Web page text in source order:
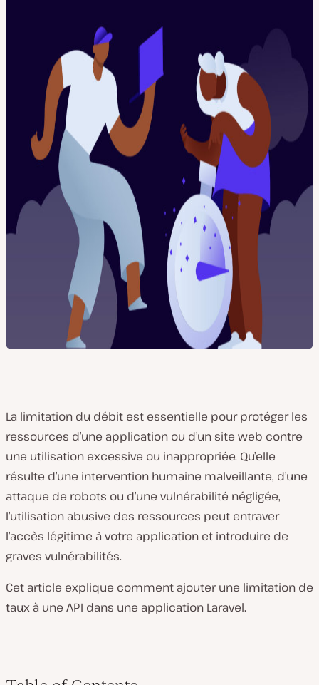
La limitation du débit est essentielle pour protéger les
ressources d’une application ou d’un site web contre
une utilisation excessive ou inappropriée. Qu’elle
résulte d’une intervention humaine malveillante, d’une
attaque de robots ou d’une vulnérabilité négligée,
l’utilisation abusive des ressources peut entraver
l’accès légitime à votre application et introduire de
graves vulnérabilités.
Cet article explique comment ajouter une limitation de
taux à une API dans une application Laravel.